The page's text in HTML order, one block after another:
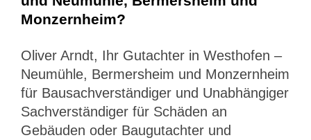
Monzernheim?
Oliver Arndt, Ihr Gutachter in Westhofen –
Neumühle, Bermersheim und Monzernheim
für Bausachverständiger und Unabhängiger
Sachverständiger für Schäden an
Gebäuden oder Baugutachter und